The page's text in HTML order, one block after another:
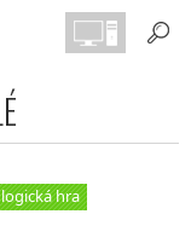
logická hra